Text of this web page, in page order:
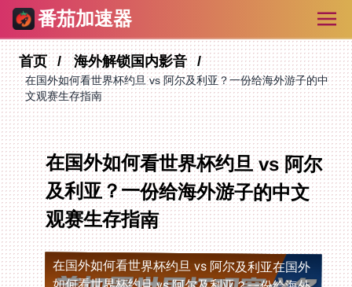
番茄加速器
首页 海外解锁国内影音
在国外如何看世界杯约旦 vs 阿尔及利亚？一份给海外游子的中
文观赛生存指南
在国外如何看世界杯约旦 vs 阿尔
及利亚？一份给海外游子的中文
观赛生存指南
在国外如何看世界杯约旦 vs 阿尔及利亚在国外
如何看世界杯约旦 vs 阿尔及利亚？一份给海外